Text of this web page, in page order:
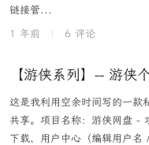
链接管...
1 年前
6 评论
【游侠系列】-- 游侠
这是我利用空余时间写的一款
共享。项目名称：游侠网盘 -
下载、用户中心（编辑用户